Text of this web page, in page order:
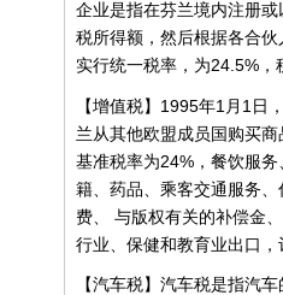
企业是指在芬兰境内注册或
税所得额，然后根据各合
实行统一税率，为24.5%
【增值税】 1995年1 月 1 日
兰从其他欧盟成员国购买商
基准税率为24% ，餐饮服
籍、药品、乘客交通服务、
费、
与版权有关的补偿金
行业、保健和教育业出口
【汽车税】汽车税是指汽